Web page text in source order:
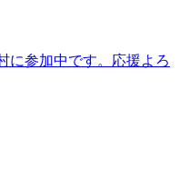
に参加中です。 応援よろ